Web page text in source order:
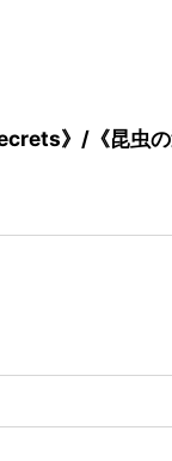
》/《昆虫